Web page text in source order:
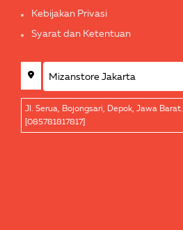
Kebijakan Privasi
Syarat dan Ketentuan
Jl. Serua, Bojongsari, Depok, Jawa Barat.
[085781817817]